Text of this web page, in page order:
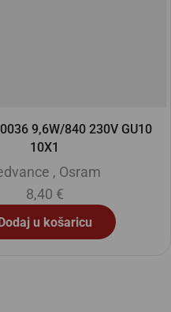
13,5W/927 12V G53 6X1
,
19,90 €
u košaricu